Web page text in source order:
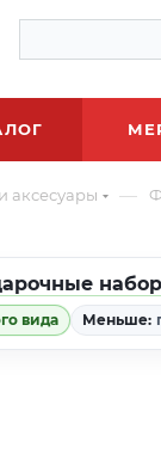
аксесуары —
вида Меньше: